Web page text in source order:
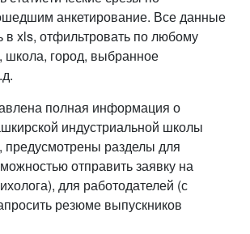
анкетирование. Все данные
в xls, отфильтровать по любому
школа, город, выбранное
полная информация о
индустриальной школы
предусмотрены разделы для
отправить заявку на
для работодателей (с
резюме выпускников